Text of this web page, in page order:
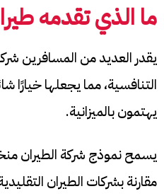
ما الذي تقدمه
يقدر العديد من المسافرين
التنافسية، مما يجعلها خيارًا
يهتمون بالميزانية.
يسمح نموذج شركة الطيران
مقارنة بشركات الطيران